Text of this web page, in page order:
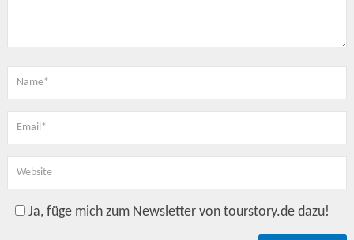
Ja, füge mich zum Newsletter von tourstory.de dazu!